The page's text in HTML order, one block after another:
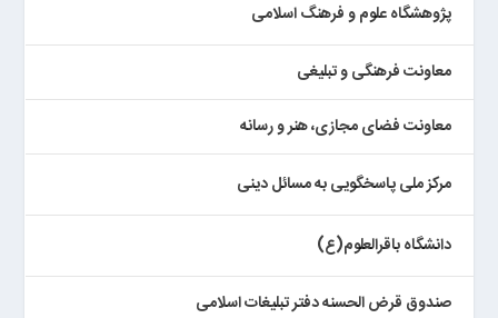
پژوهشگاه علوم و فرهنگ اسلامی
معاونت فرهنگی و تبلیغی
معاونت فضای مجازی، هنر و رسانه
مرکز ملی پاسخگویی به مسائل دینی
دانشگاه باقرالعلوم(ع)
صندوق قرض الحسنه دفتر تبلیغات اسلامی